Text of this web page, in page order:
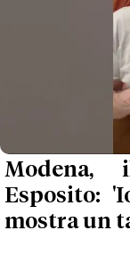
Esposito:
mostra un